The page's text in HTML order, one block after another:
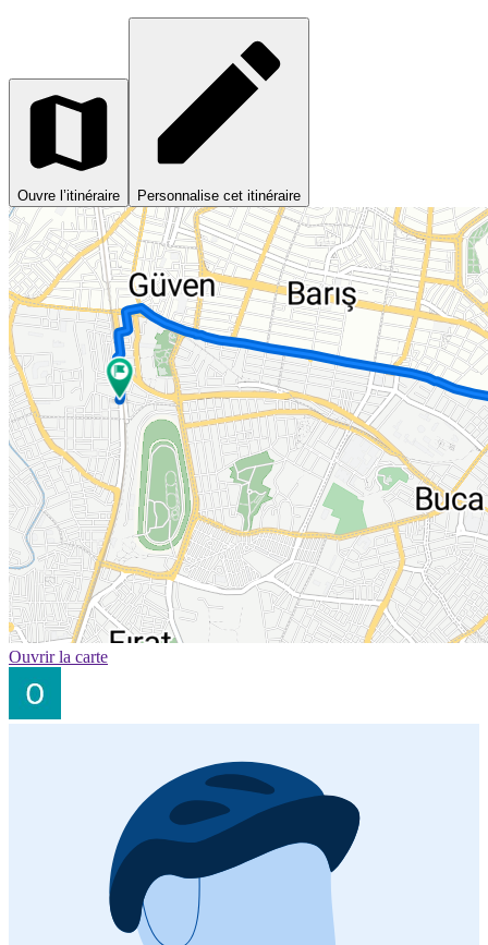
Ouvre l’itinéraire Personnalise cet itinéraire
Ouvrir la carte